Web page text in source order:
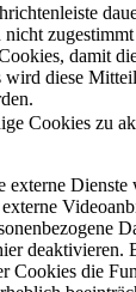
damit
diese
Cookies zu
externe
deaktivieren.
Cookies die